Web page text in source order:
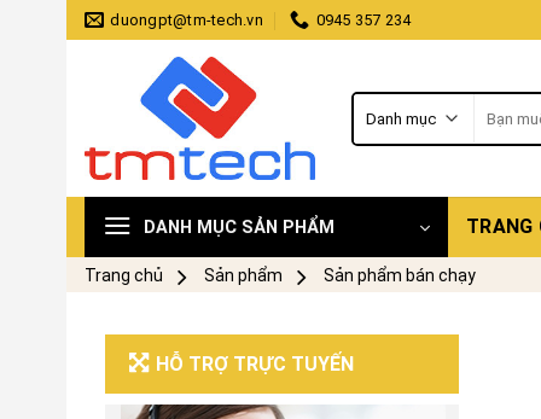
Skip
to
duongpt@tm-tech.vn 0945 357 234
kiếm:
DANH MỤC SẢN PHẨM TRANG
Trang chủ Sản phẩm Sản phẩm bán chạy
HỖ TRỢ TRỰC TUYẾN